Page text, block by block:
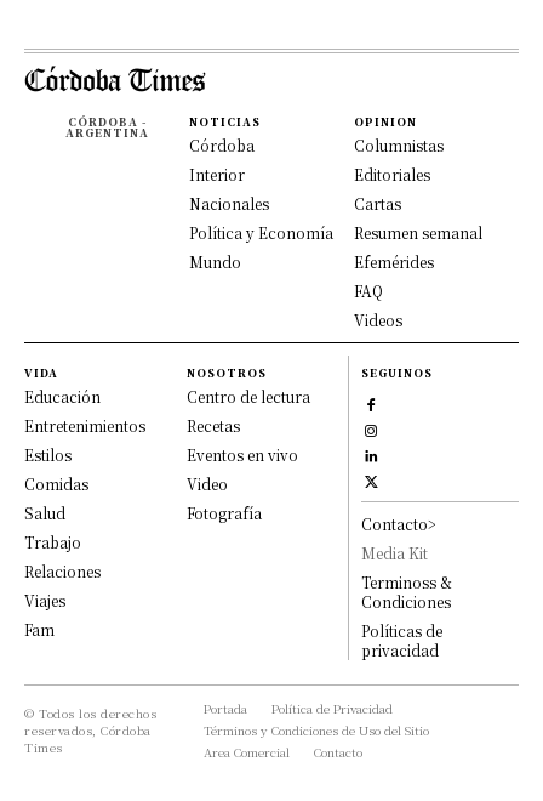
CÓRDOBA -
ARGENTINA
NOTICIAS
Córdoba
Interior
Nacionales
Política y Economía
Mundo
OPINION
Columnistas
Editoriales
Cartas
Resumen semanal
Efemérides
FAQ
Videos
VIDA
Educación
Entretenimientos
Estilos
Comidas
Salud
Trabajo
Relaciones
Viajes
Fam
NOSOTROS
Centro de lectura
Recetas
Eventos en vivo
Video
Fotografía
SEGUINOS
Contacto>
Media Kit
Terminoss &
Condiciones
Políticas de
privacidad
© Todos los derechos
reservados, Córdoba
Times
Portada
Política de Privacidad
Términos y Condiciones de Uso del Sitio
Area Comercial
Contacto